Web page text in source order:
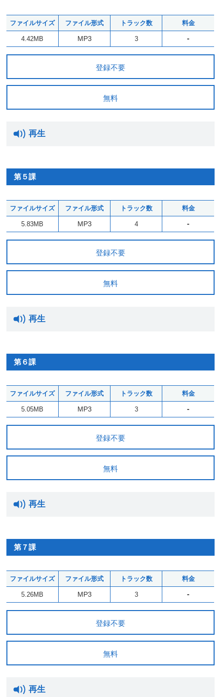
ファイルサイズ ファイル形式 トラック数 料金
4.42MB MP3 3 -
登録不要
無料
再生
第５課
ファイルサイズ ファイル形式 トラック数 料金
5.83MB MP3 4 -
登録不要
無料
再生
第６課
ファイルサイズ ファイル形式 トラック数 料金
5.05MB MP3 3 -
登録不要
無料
再生
第７課
ファイルサイズ ファイル形式 トラック数 料金
5.26MB MP3 3 -
登録不要
無料
再生